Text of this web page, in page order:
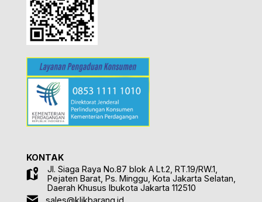
KONTAK
Jl. Siaga Raya No.87 blok A Lt.2, RT.19/RW.1,
Pejaten Barat, Ps. Minggu, Kota Jakarta Selatan,
Daerah Khusus Ibukota Jakarta 112510